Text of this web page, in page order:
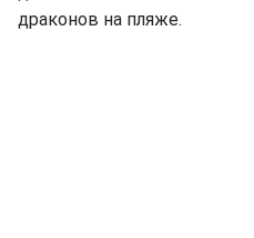
драконов на пляже.